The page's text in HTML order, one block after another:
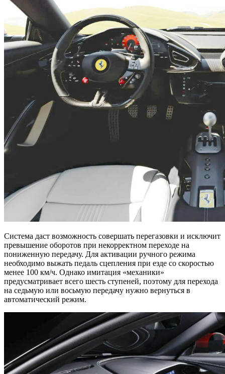
Система даст возможность совершать перегазовки и исключит
превышение оборотов при некорректном переходе на
пониженную передачу. Для активации ручного режима
необходимо выжать педаль сцепления при езде со скоростью
менее 100 км/ч. Однако имитация «механики»
предусматривает всего шесть ступеней, поэтому для перехода
на седьмую или восьмую передачу нужно вернуться в
автоматический режим.